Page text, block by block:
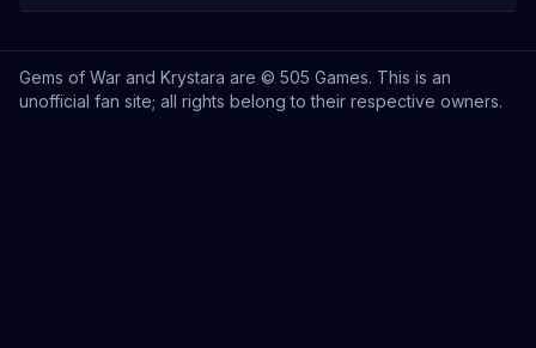
Gems of War and Krystara are © 505 Games. This is an
unofficial fan site; all rights belong to their respective owners.